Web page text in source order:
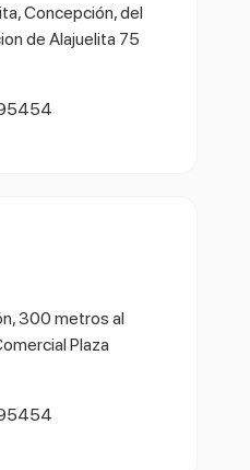
Concepción, del
de Alajuelita 75
300 metros al
Plaza